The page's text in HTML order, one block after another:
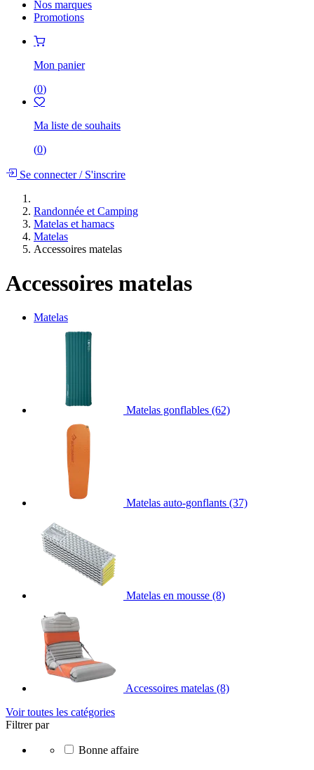
Nos marques
Promotions
Mon panier
(0)
Ma liste de souhaits
(0)
Se connecter/S'inscrire
Randonnée et Camping
Matelas et hamacs
Matelas
Accessoires matelas
Accessoires matelas
Matelas
Matelas gonflables (62)
Matelas auto-gonflants (37)
Matelas en mousse (8)
Accessoires matelas (8)
Voir toutes les catégories
Filtrer par
Bonne affaire